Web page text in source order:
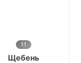
11
Щебень